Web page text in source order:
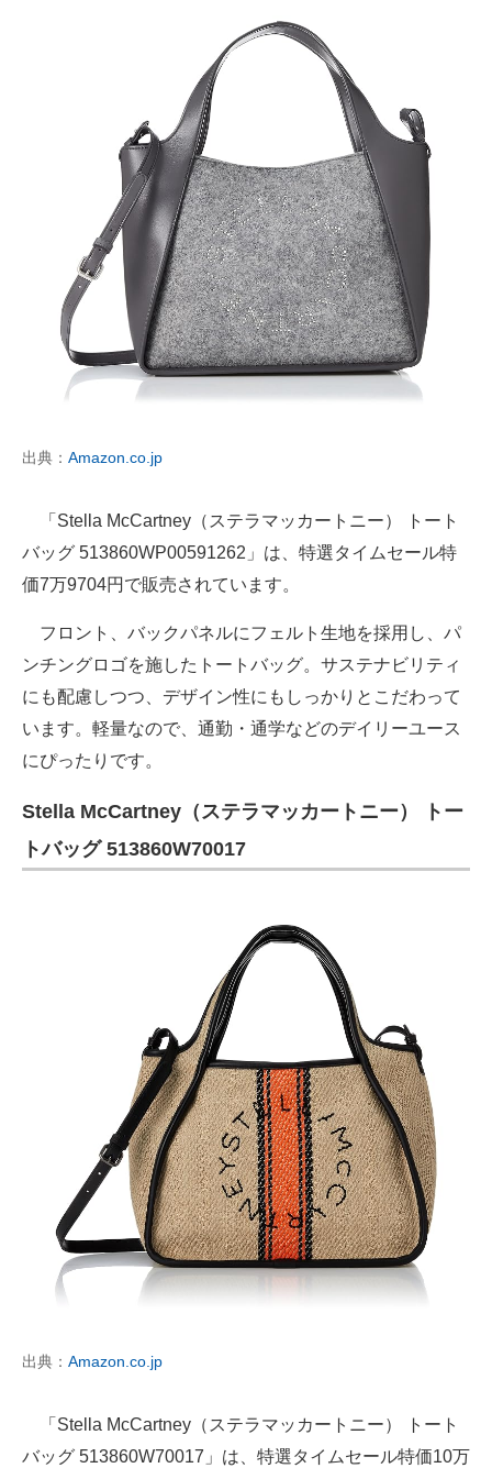
出典： Amazon.co.jp
「Stella McCartney（ステラマッカートニー） トート
バッグ 513860WP00591262」は、特選タイムセール特
価7万9704円で販売されています。
フロント、バックパネルにフェルト生地を採用し、パ
ンチングロゴを施したトートバッグ。サステナビリティ
にも配慮しつつ、デザイン性にもしっかりとこだわって
います。軽量なので、通勤・通学などのデイリーユース
にぴったりです。
Stella McCartney（ステラマッカートニー） トー
トバッグ 513860W70017
出典： Amazon.co.jp
「Stella McCartney（ステラマッカートニー） トート
バッグ 513860W70017」は、特選タイムセール特価10万